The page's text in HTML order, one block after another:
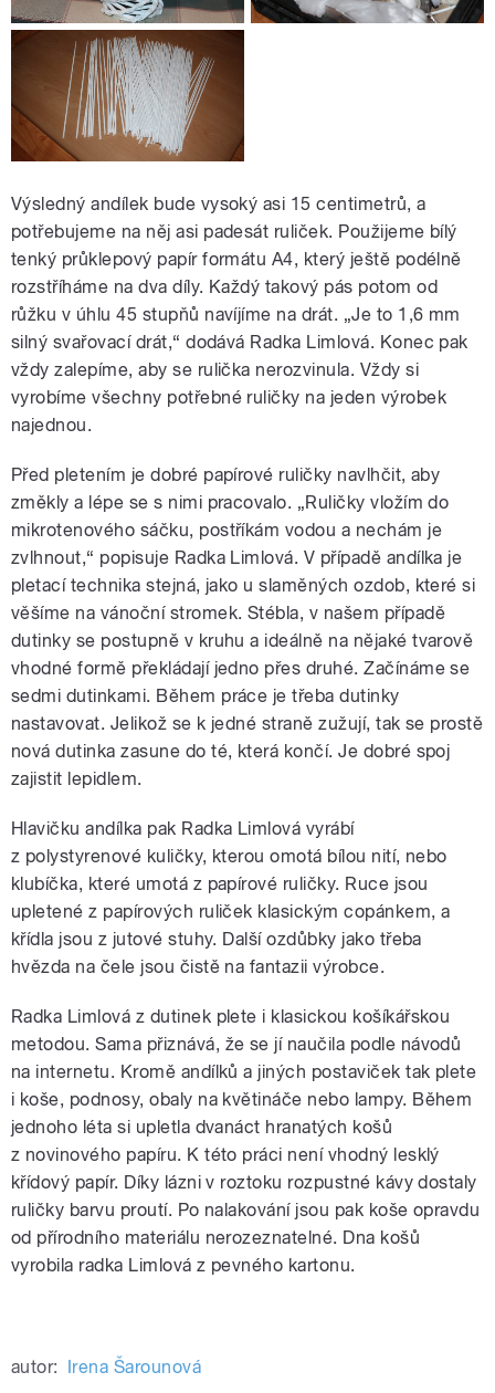
Výsledný andílek bude vysoký asi 15 centimetrů, a
potřebujeme na něj asi padesát ruliček. Použijeme bílý
tenký průklepový papír formátu A4, který ještě podélně
rozstříháme na dva díly. Každý takový pás potom od
růžku v úhlu 45 stupňů navíjíme na drát. „Je to 1,6 mm
silný svařovací drát,“ dodává Radka Limlová. Konec pak
vždy zalepíme, aby se rulička nerozvinula. Vždy si
vyrobíme všechny potřebné ruličky na jeden výrobek
najednou.
Před pletením je dobré papírové ruličky navlhčit, aby
změkly a lépe se s nimi pracovalo. „Ruličky vložím do
mikrotenového sáčku, postříkám vodou a nechám je
zvlhnout,“ popisuje Radka Limlová. V případě andílka je
pletací technika stejná, jako u slaměných ozdob, které si
věšíme na vánoční stromek. Stébla, v našem případě
dutinky se postupně v kruhu a ideálně na nějaké tvarově
vhodné formě překládají jedno přes druhé. Začínáme se
sedmi dutinkami. Během práce je třeba dutinky
nastavovat. Jelikož se k jedné straně zužují, tak se prostě
nová dutinka zasune do té, která končí. Je dobré spoj
zajistit lepidlem.
Hlavičku andílka pak Radka Limlová vyrábí
z polystyrenové kuličky, kterou omotá bílou nití, nebo
klubíčka, které umotá z papírové ruličky. Ruce jsou
upletené z papírových ruliček klasickým copánkem, a
křídla jsou z jutové stuhy. Další ozdůbky jako třeba
hvězda na čele jsou čistě na fantazii výrobce.
Radka Limlová z dutinek plete i klasickou košíkářskou
metodou. Sama přiznává, že se jí naučila podle návodů
na internetu. Kromě andílků a jiných postaviček tak plete
i koše, podnosy, obaly na květináče nebo lampy. Během
jednoho léta si upletla dvanáct hranatých košů
z novinového papíru. K této práci není vhodný lesklý
křídový papír. Díky lázni v roztoku rozpustné kávy dostaly
ruličky barvu proutí. Po nalakování jsou pak koše opravdu
od přírodního materiálu nerozeznatelné. Dna košů
vyrobila radka Limlová z pevného kartonu.
autor: Irena Šarounová